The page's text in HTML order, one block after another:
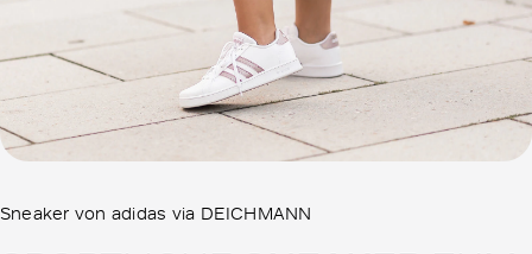
Sneaker von adidas via DEICHMANN